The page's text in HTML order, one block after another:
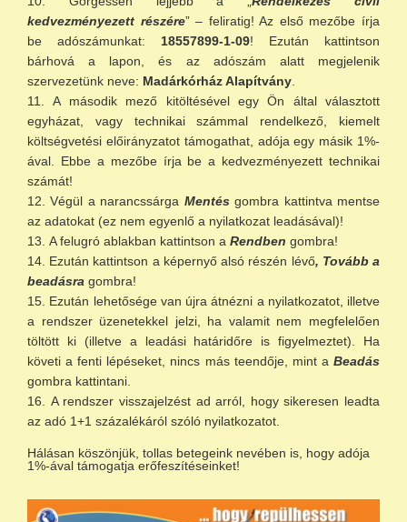
kedvezményezett részére” – feliratig! Az első mezőbe írja
be adószámunkat: 18557899-1-09! Ezután kattintson
bárhová a lapon, és az adószám alatt megjelenik
szervezetünk neve: Madárkórház Alapítvány.
A második mező kitöltésével egy Ön által választott
egyházat, vagy technikai számmal rendelkező, kiemelt
költségvetési előirányzatot támogathat, adója egy másik 1%-
ával. Ebbe a mezőbe írja be a kedvezményezett technikai
számát!
Végül a narancssárga Mentésgombra kattintva mentse
az adatokat (ez nem egyenlő a nyilatkozat leadásával)!
A felugró ablakban kattintson a Rendben gombra!
Ezután kattintson a képernyő alsó részén lévő, Tovább a
beadásra gombra!
Ezután lehetősége van újra átnézni a nyilatkozatot, illetve
a rendszer üzenetekkel jelzi, ha valamit nem megfelelően
töltött ki (illetve a leadási határidőre is figyelmeztet). Ha
követi a fenti lépéseket, nincs más teendője, mint a Beadás
gombra kattintani.
A rendszer visszajelzést ad arról, hogy sikeresen leadta
az adó 1+1 százalékáról szóló nyilatkozatot.
Hálásan köszönjük, tollas betegeink nevében is, hogy adója
1%-ával támogatja erőfeszítéseinket!